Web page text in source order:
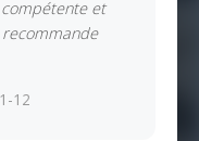
et
recommande
12